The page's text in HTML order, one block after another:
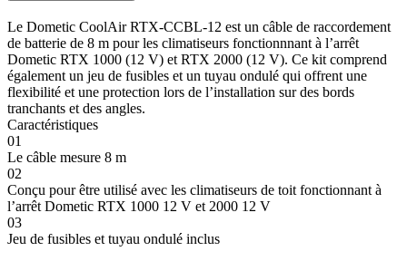
Le Dometic CoolAir RTX-CCBL-12 est un câble de raccordement
de batterie de 8 m pour les climatiseurs fonctionnnant à l’arrêt
Dometic RTX 1000 (12 V) et RTX 2000 (12 V). Ce kit comprend
également un jeu de fusibles et un tuyau ondulé qui offrent une
flexibilité et une protection lors de l’installation sur des bords
tranchants et des angles.
Caractéristiques
01
Le câble mesure 8 m
02
Conçu pour être utilisé avec les climatiseurs de toit fonctionnant à
l’arrêt Dometic RTX 1000 12 V et 2000 12 V
03
Jeu de fusibles et tuyau ondulé inclus